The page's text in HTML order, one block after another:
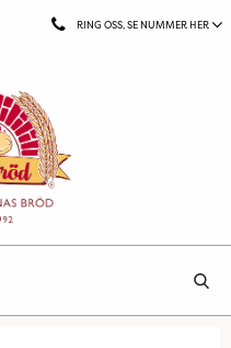
RING OSS, SE NUMMER HER